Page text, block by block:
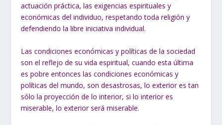
actuación práctica, las exigencias espirituales y
económicas del individuo, respetando toda religión y
defendiendo la libre iniciativa individual.
Las condiciones económicas y políticas de la sociedad
son el reflejo de su vida espiritual, cuando esta última
es pobre entonces las condiciones económicas y
políticas del mundo, son desastrosas, lo exterior es tan
sólo la proyección de lo interior, si lo interior es
miserable, lo exterior será miserable.